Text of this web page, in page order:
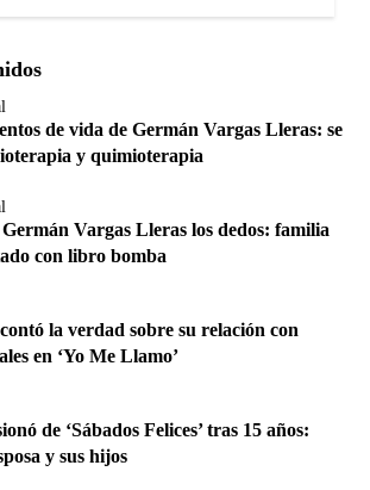
de vida de Germán Vargas Lleras: se
y quimioterapia
Vargas Lleras los dedos: familia
con libro bomba
la verdad sobre su relación con
en ‘Yo Me Llamo’
de ‘Sábados Felices’ tras 15 años:
y sus hijos